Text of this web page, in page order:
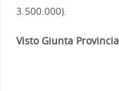
3.500.000).
Visto Giunta